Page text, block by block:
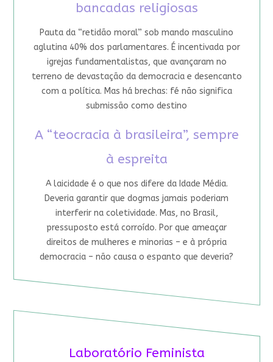
bancadas religiosas
Pauta da “retidão moral” sob mando masculino
aglutina 40% dos parlamentares. É incentivada por
igrejas fundamentalistas, que avançaram no
terreno de devastação da democracia e desencanto
com a política. Mas há brechas: fé não significa
submissão como destino
A “teocracia à brasileira”, sempre
à espreita
A laicidade é o que nos difere da Idade Média.
Deveria garantir que dogmas jamais poderiam
interferir na coletividade. Mas, no Brasil,
pressuposto está corroído. Por que ameaçar
direitos de mulheres e minorias – e à própria
democracia – não causa o espanto que deveria?
Laboratório Feminista